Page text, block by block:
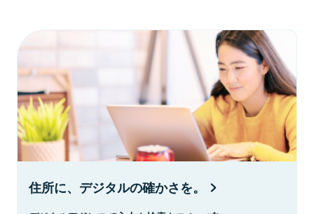
住所に、デジタルの確かさを。